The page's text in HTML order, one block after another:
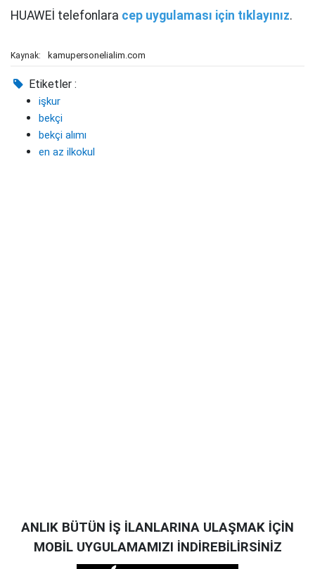
HUAWEİ telefonlara cep uygulaması için tıklayınız.
Kaynak: kamupersonelialim.com
Etiketler :
işkur
bekçi
bekçi alımı
en az ilkokul
ANLIK BÜTÜN İŞ İLANLARINA ULAŞMAK İÇİN
MOBİL UYGULAMAMIZI İNDİREBİLİRSİNİZ